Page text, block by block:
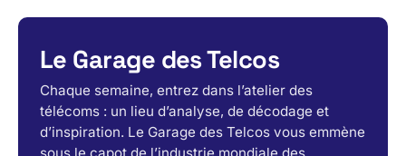
Le Garage des Telcos
Chaque semaine, entrez dans l’atelier des
télécoms : un lieu d’analyse, de décodage et
d’inspiration. Le Garage des Telcos vous emmène